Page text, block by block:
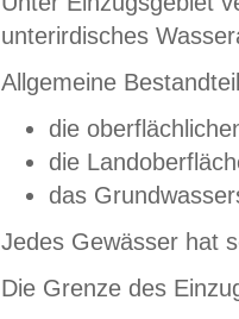
unterirdisches
Allgemeine
die
die
das
Jedes Gewässer hat
Die Grenze des